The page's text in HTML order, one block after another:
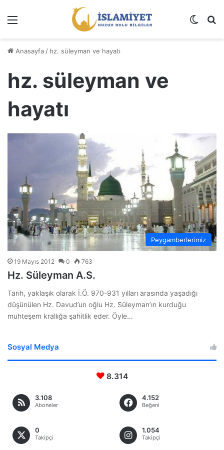
Dış
Anasayfa / hz. süleyman ve hayatı
hz. süleyman ve
hayatı
Peygamberlerimiz
19 Mayıs 2012 0 763
Hz. Süleyman A.S.
Tarih, yaklaşık olarak İ.Ö. 970-931 yılları arasında yaşadığı
düşünülen Hz. Davud’un oğlu Hz. Süleyman’ın kurduğu
muhteşem krallığa şahitlik eder. Öyle…
Sosyal Medya
8.314
3.108
Aboneler
4.152
Beğeni
0
Takipçi
1.054
Takipçi